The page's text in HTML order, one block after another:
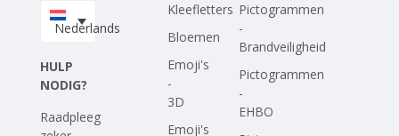
Upload je eigen ontwerp
Nederlands
HULP
NODIG?
Raadpleeg
Kleefletters
Bloemen
Emoji's
-
3D
Emoji's
Pictogrammen
-
Brandveiligheid
Pictogrammen
-
EHBO